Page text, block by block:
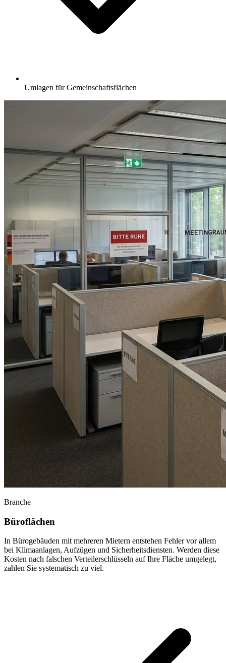
Umlagen für Gemeinschaftsflächen
Branche
Büroflächen
In Bürogebäuden mit mehreren Mietern entstehen Fehler vor allem
bei Klimaanlagen, Aufzügen und Sicherheitsdiensten. Werden diese
Kosten nach falschen Verteilerschlüsseln auf Ihre Fläche umgelegt,
zahlen Sie systematisch zu viel.